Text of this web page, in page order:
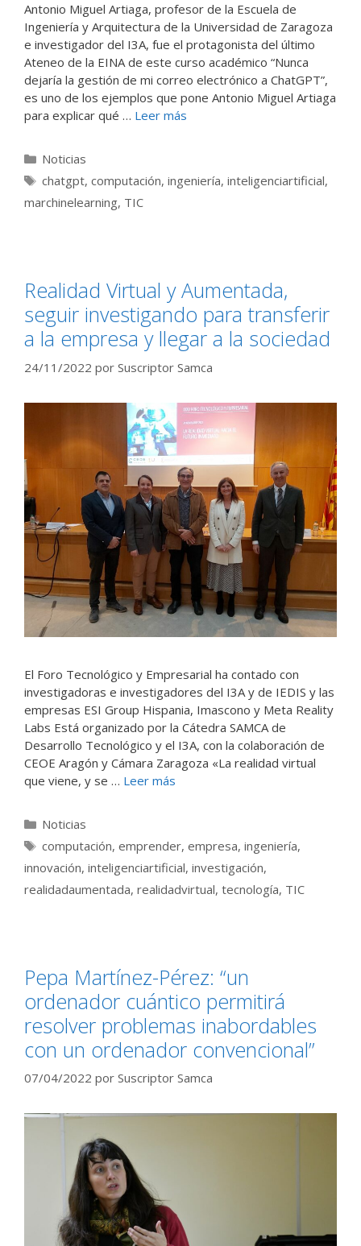
Antonio Miguel Artiaga, profesor de la Escuela de
Ingeniería y Arquitectura de la Universidad de Zaragoza
e investigador del I3A, fue el protagonista del último
Ateneo de la EINA de este curso académico “Nunca
dejaría la gestión de mi correo electrónico a ChatGPT”,
es uno de los ejemplos que pone Antonio Miguel Artiaga
para explicar qué … Leer más
Categorías
Noticias
Etiquetas
chatgpt, computación, ingeniería, inteligenciartificial,
marchinelearning, TIC
Realidad Virtual y Aumentada,
seguir investigando para transferir
a la empresa y llegar a la sociedad
24/11/2022 por Suscriptor Samca
El Foro Tecnológico y Empresarial ha contado con
investigadoras e investigadores del I3A y de IEDIS y las
empresas ESI Group Hispania, Imascono y Meta Reality
Labs Está organizado por la Cátedra SAMCA de
Desarrollo Tecnológico y el I3A, con la colaboración de
CEOE Aragón y Cámara Zaragoza «La realidad virtual
que viene, y se … Leer más
Categorías
Noticias
Etiquetas
computación, emprender, empresa, ingeniería,
innovación, inteligenciartificial, investigación,
realidadaumentada, realidadvirtual, tecnología, TIC
Pepa Martínez-Pérez: “un
ordenador cuántico permitirá
resolver problemas inabordables
con un ordenador convencional”
07/04/2022 por Suscriptor Samca